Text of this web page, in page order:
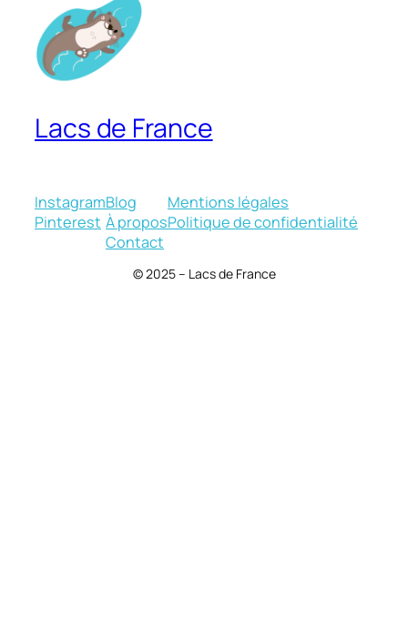
Lacs de France
Instagram
Pinterest
Blog
À propos
Contact
Mentions légales
Politique de confidentialité
© 2025 – Lacs de France